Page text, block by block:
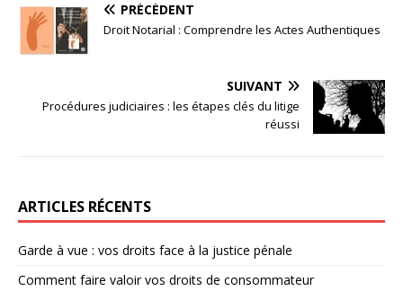
PRÉCÉDENT
Droit Notarial : Comprendre les Actes Authentiques
SUIVANT
Procédures judiciaires : les étapes clés du litige
réussi
ARTICLES RÉCENTS
Garde à vue : vos droits face à la justice pénale
Comment faire valoir vos droits de consommateur